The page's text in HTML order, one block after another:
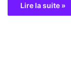
Lire la suite »